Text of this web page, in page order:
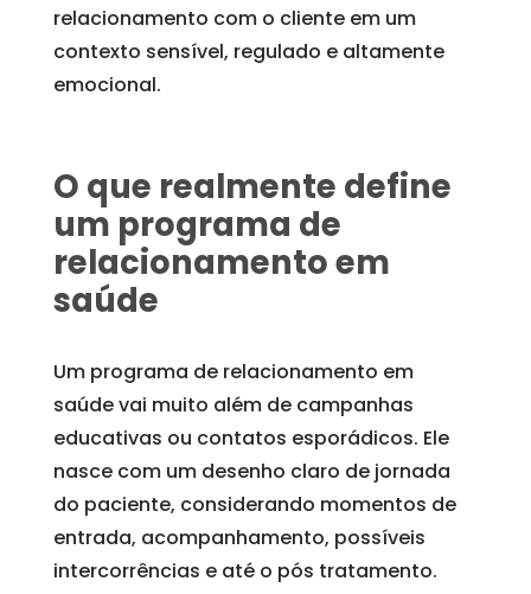
relacionamento com o cliente em um
contexto sensível, regulado e altamente
emocional.
O que realmente define
um programa de
relacionamento em
saúde
Um programa de relacionamento em
saúde vai muito além de campanhas
educativas ou contatos esporádicos. Ele
nasce com um desenho claro de jornada
do paciente, considerando momentos de
entrada, acompanhamento, possíveis
intercorrências e até o pós tratamento.